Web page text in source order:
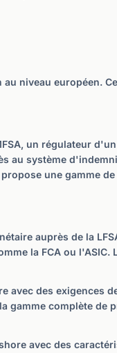
niveau européen.
un régulateur
au système
une gamme
auprès de la
la FCA ou l'ASIC.
avec des exigences
gamme complète de
avec des